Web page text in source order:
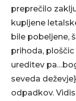
preprečilo
kupljene
bile pobeljene,
prihoda,
ureditev
seveda
odpadkov.